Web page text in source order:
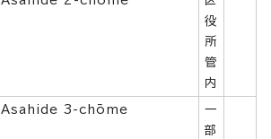
役
所
管
内
Asahide 3-chōme
一
部